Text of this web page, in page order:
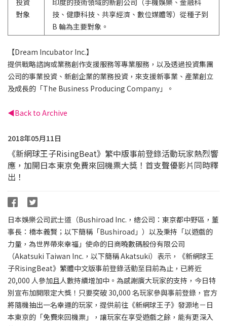
投資
對象
印度的技術領域的新創公司（手機娛樂、金融科
技、健康科技、共享經濟、數位媒體等）從種子到
B 輪為主要對象。
【Dream Incubator Inc.】
提供戰略諮詢或業務創作支援服務等專業服務，以及透過投資集團
公司的事業投資、新創企業的業務投資，來支援新事業、產業創立
及成長的「The Business Producing Company」。
Back to Archive
2018年05月11日
《新網球王子RisingBeat》繁中版事前登錄活動玩家熱烈響
應，加開日本東京免費來回機票大獎！首支聲優影片同時釋
出！
日本娛樂公司武士道（Bushiroad Inc.，總公司：東京都中野區，董
事長：橋本義賢；以下簡稱「Bushiroad」）以及秉持「以遊戲的
力量，為世界帶來幸福」使命的日商曉數碼股份有限公司
（Akatsuki Taiwan Inc.，以下簡稱 Akatsuki）表示，《新網球王
子RisingBeat》繁體中文版事前登錄活動至目前為止，已將近
20,000 人參加且人數持續增加中。為感謝廣大玩家的支持，今日特
別宣布加開限定大獎！只要突破 30,000 名玩家參與事前登錄，官方
將隨機抽出一名幸運的玩家，提供前往《新網球王子》發源地－日
本東京的「免費來回機票」，讓玩家在享受遊戲之餘，能有更深入